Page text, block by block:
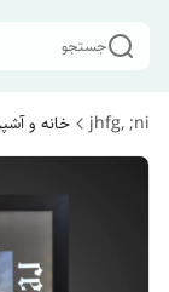
جستجو
jhfg, ;ni خانه و